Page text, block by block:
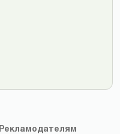
Рекламодателям